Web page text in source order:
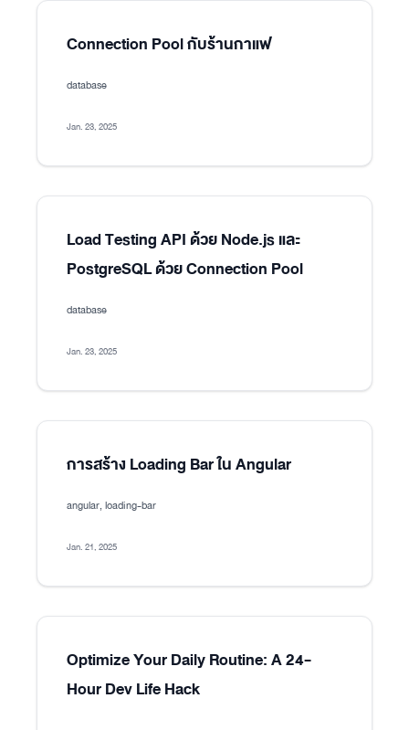
Connection Pool กับร้านกาแฟ
database
Jan. 23, 2025
Load Testing API ด้วย Node.js และ
PostgreSQL ด้วย Connection Pool
database
Jan. 23, 2025
การสร้าง Loading Bar ใน Angular
angular, loading-bar
Jan. 21, 2025
Optimize Your Daily Routine: A 24-
Hour Dev Life Hack